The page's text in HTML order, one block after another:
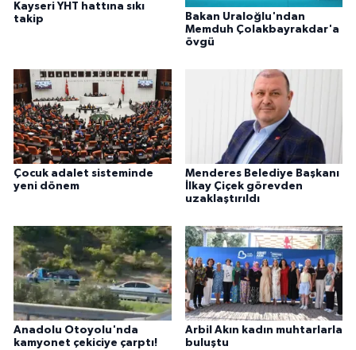
Kayseri YHT hattına sıkı
takip
Bakan Uraloğlu'ndan
Memduh Çolakbayrakdar'a
övgü
Çocuk adalet sisteminde
yeni dönem
Menderes Belediye Başkanı
İlkay Çiçek görevden
uzaklaştırıldı
Anadolu Otoyolu'nda
kamyonet çekiciye çarptı!
Arbil Akın kadın muhtarlarla
buluştu